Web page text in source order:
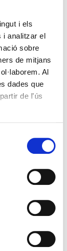
i els
i analitzar el
sobre
de mitjans
Al
dades que
de l'ús